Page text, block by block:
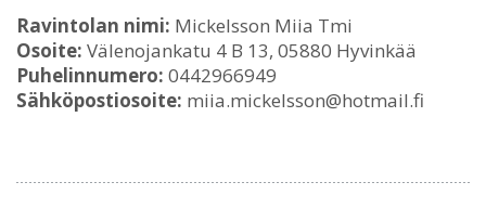
Ravintolan nimi: Mickelsson Miia Tmi
Osoite: Välenojankatu 4 B 13, 05880 Hyvinkää
Puhelinnumero: 0442966949
Sähköpostiosoite: miia.mickelsson@hotmail.fi